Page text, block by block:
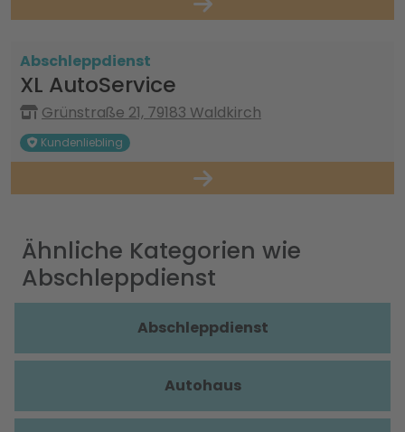
Abschleppdienst
XL AutoService
Grünstraße 21, 79183 Waldkirch
Kundenliebling
Ähnliche Kategorien wie
Abschleppdienst
Abschleppdienst
Autohaus